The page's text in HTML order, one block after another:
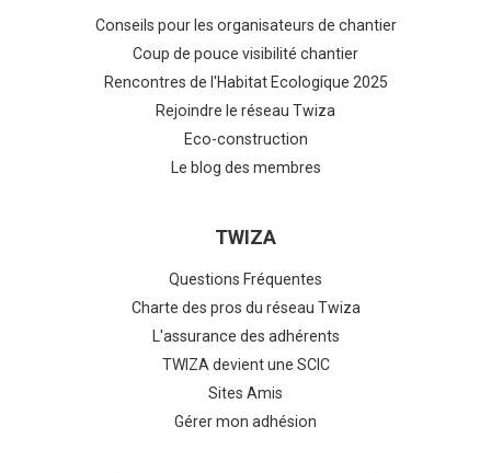
Conseils pour les organisateurs de chantier
Coup de pouce visibilité chantier
Rencontres de l'Habitat Ecologique 2025
Rejoindre le réseau Twiza
Eco-construction
Le blog des membres
TWIZA
Questions Fréquentes
Charte des pros du réseau Twiza
L'assurance des adhérents
TWIZA devient une SCIC
Sites Amis
Gérer mon adhésion